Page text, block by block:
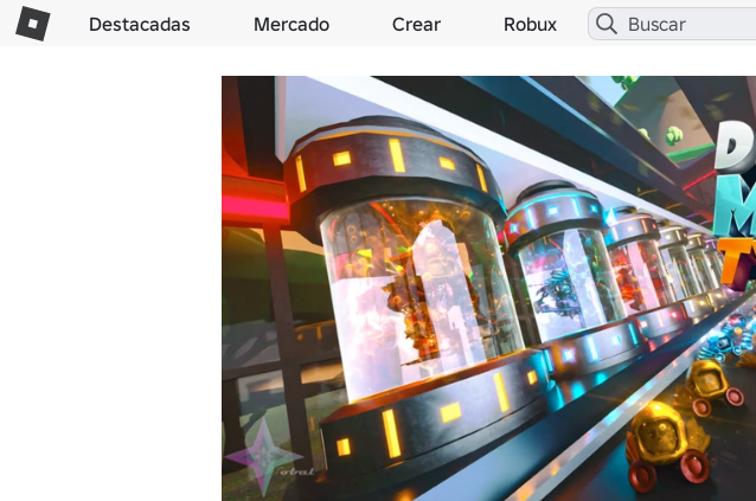
Destacadas Mercado Crear Robux